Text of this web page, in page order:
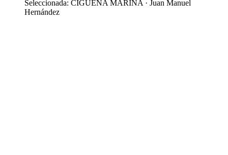
Seleccionada: CIGÜEÑA MARINA · Juan Manuel
Hernández